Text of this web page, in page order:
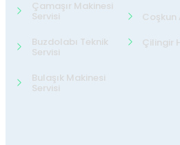
Çamaşır Makinesi
Servisi
Buzdolabı Teknik
Servisi
Bulaşık Makinesi
Servisi
Coşkun
Çilingir